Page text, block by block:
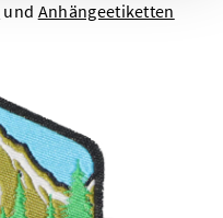
und Anhängeetiketten